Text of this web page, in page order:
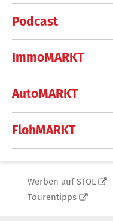
Podcast
ImmoMARKT
AutoMARKT
FlohMARKT
Werben auf STOL
Tourentipps